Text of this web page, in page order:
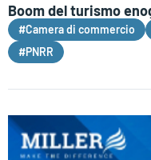
Boom del turismo
#Camera di commercio
#PNRR